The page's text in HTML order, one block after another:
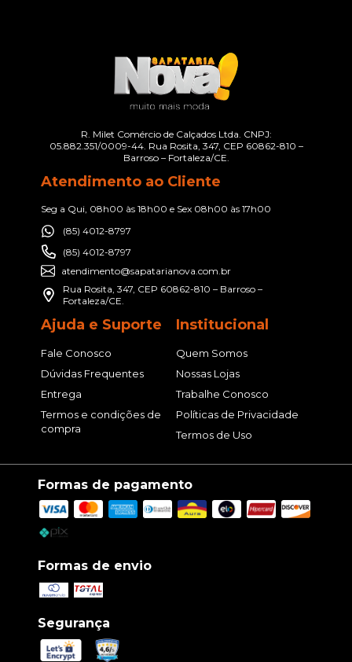
R. Milet Comércio de Calçados Ltda. CNPJ:
05.882.351/0009-44. Rua Rosita, 347, CEP 60862-810 –
Barroso – Fortaleza/CE.
Atendimento ao Cliente
Seg a Qui, 08h00 às 18h00 e Sex 08h00 às 17h00
(85) 4012-8797
(85) 4012-8797
atendimento@sapatarianova.com.br
Rua Rosita, 347, CEP 60862-810 – Barroso –
Fortaleza/CE.
Ajuda e Suporte
Fale Conosco
Dúvidas Frequentes
Entrega
Termos e condições de
compra
Institucional
Quem Somos
Nossas Lojas
Trabalhe Conosco
Políticas de Privacidade
Termos de Uso
Formas de pagamento
Formas de envio
Segurança